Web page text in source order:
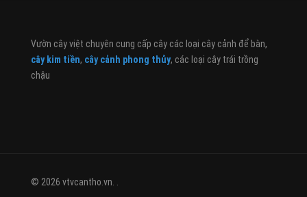
Vườn cây việt chuyên cung cấp cây các loại cây cảnh để bàn,
cây kim tiền, cây cảnh phong thủy, các loại cây trái trồng
chậu
© 2026 vtvcantho.vn. .